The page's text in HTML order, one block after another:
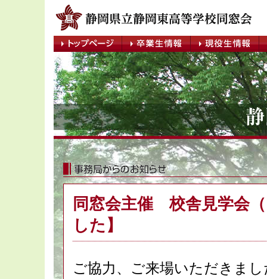
同窓会主催 校舎見学会
した】
ご協力、ご来場いただきま